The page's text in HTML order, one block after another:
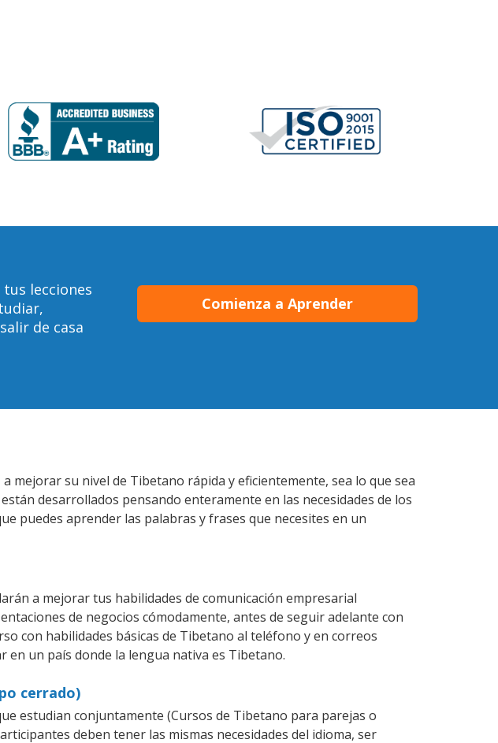
lecciones
de casa
Comienza a Aprender
su nivel de Tibetano rápida y eficientemente, sea lo que sea
desarrollados pensando enteramente en las necesidades de los
puedes aprender las palabras y frases que necesites en un
a mejorar tus habilidades de comunicación empresarial
de negocios cómodamente, antes de seguir adelante con
con habilidades básicas de Tibetano al teléfono y en correos
en un país donde la lengua nativa es Tibetano.
cerrado)
estudian conjuntamente (Cursos de Tibetano para parejas o
deben tener las mismas necesidades del idioma, ser